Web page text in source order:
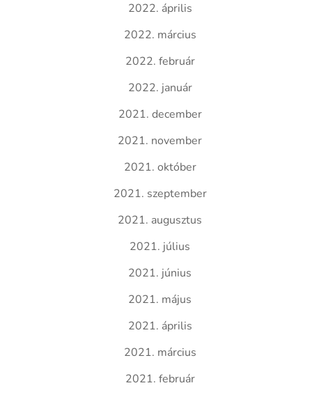
2022. április
2022. március
2022. február
2022. január
2021. december
2021. november
2021. október
2021. szeptember
2021. augusztus
2021. július
2021. június
2021. május
2021. április
2021. március
2021. február